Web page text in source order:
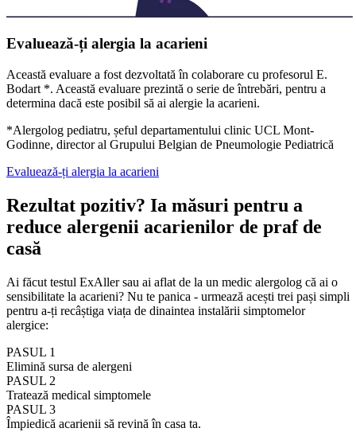
Evaluează-ți alergia la acarieni
Această evaluare a fost dezvoltată în colaborare cu profesorul E.
Bodart *. Această evaluare prezintă o serie de întrebări, pentru a
determina dacă este posibil să ai alergie la acarieni.
*Alergolog pediatru, șeful departamentului clinic UCL Mont-
Godinne, director al Grupului Belgian de Pneumologie Pediatrică
Evaluează-ți alergia la acarieni
Rezultat pozitiv? Ia măsuri pentru a
reduce alergenii acarienilor de praf de
casă
Ai făcut testul ExAller sau ai aflat de la un medic alergolog că ai o
sensibilitate la acarieni? Nu te panica - urmează acești trei pași simpli
pentru a-ți recâștiga viața de dinaintea instalării simptomelor
alergice:
PASUL 1
Elimină sursa de alergeni
PASUL 2
Tratează medical simptomele
PASUL 3
Împiedică acarienii să revină în casa ta.